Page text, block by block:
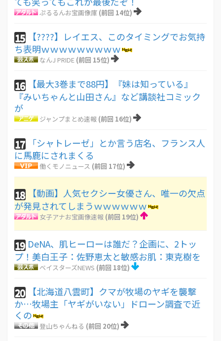
ぷるるんお宝画像庫 (前回 14位)
15
【????】レイエス、このタイミングでお気持
ち表明ｗｗｗｗｗｗｗｗｗ
なんJ PRIDE (前回 15位)
16
【最大3巻まで88円】『妹は知っている』
『みいちゃんと山田さん』など講談社コミック
が
ジャンプまとめ速報 (前回 16位)
17
「シャトレーゼ」とか言う店名、フランス人
に馬鹿にされまくる
働くモノニュース (前回 17位)
18
【動画】人気セクシー女優さん、唯一の欠点
が発見されてしまうｗｗｗｗｗｗ
女子アナお宝画像速報 (前回 19位)
19 DeNA、肌ヒーローは誰だ？企画に、2トッ
プ！美白王子：佐野恵太と敏感お肌：東克樹を
ベイスターズNEWS (前回 18位)
20
【北海道八雲町】クマが牧場のヤギを襲撃
か…牧場主「ヤギがいない」ドローン調査で近
くの
登山ちゃんねる (前回 20位)